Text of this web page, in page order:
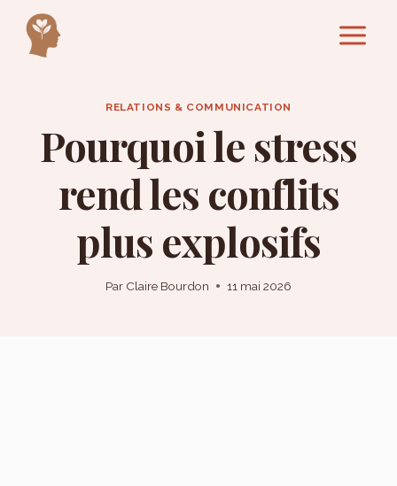
contenu
RELATIONS & COMMUNICATION
Pourquoi le stress
rend les conflits
plus explosifs
Par Claire Bourdon 11 mai 2026